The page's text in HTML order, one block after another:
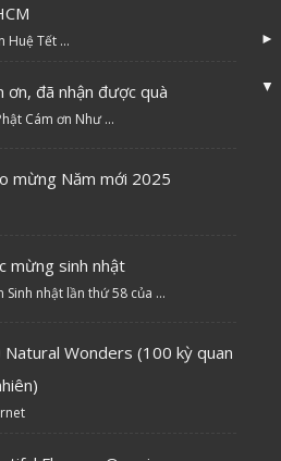
Tết ...
ơn, đã nhận được quà
Cám ơn Như ...
mừng Năm mới 2025
mừng sinh nhật
Sinh nhật lần thứ 58 của ...
Natural Wonders (100 kỳ quan
►
▼